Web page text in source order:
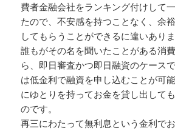
費者金融会社をランキング付けして
たので、不安感を持つことなく、余
してもらうことができるに違いありま
誰もがその名を聞いたことがある消
ら、即日審査かつ即日融資のケース
は低金利で融資を申し込むことが可
にゆとりを持ってお金を貸し出して
のです。
再三にわたって無利息という金利で